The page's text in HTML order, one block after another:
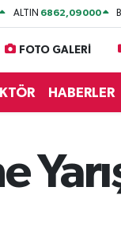
ALTIN 6862,09000
FOTO GALERİ
HABERLER